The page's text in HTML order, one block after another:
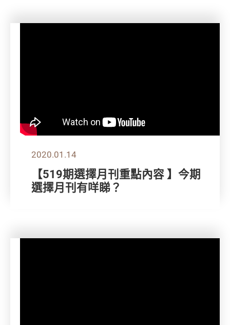
2020.01.14
【519期選擇月刊重點內容 】今期
選擇月刊有咩睇？